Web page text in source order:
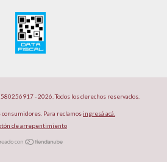
- 2026. Todos los derechos reservados.
Para reclamosingresá acá.
de arrepentimiento